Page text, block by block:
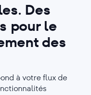
Des
pour le
des
à votre flux de